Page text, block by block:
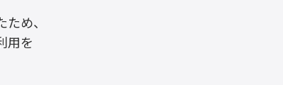
め、
用を